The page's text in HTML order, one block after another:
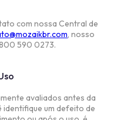
com nossa Central de
, nosso
590 0273.
avaliados antes da
identifique um defeito de